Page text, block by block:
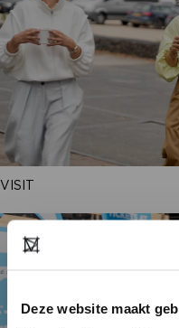
Deze website maakt
VISIT